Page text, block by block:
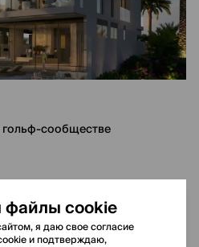
сообществе
III квартал 2027
cookie
я даю свое согласие
и подтверждаю,